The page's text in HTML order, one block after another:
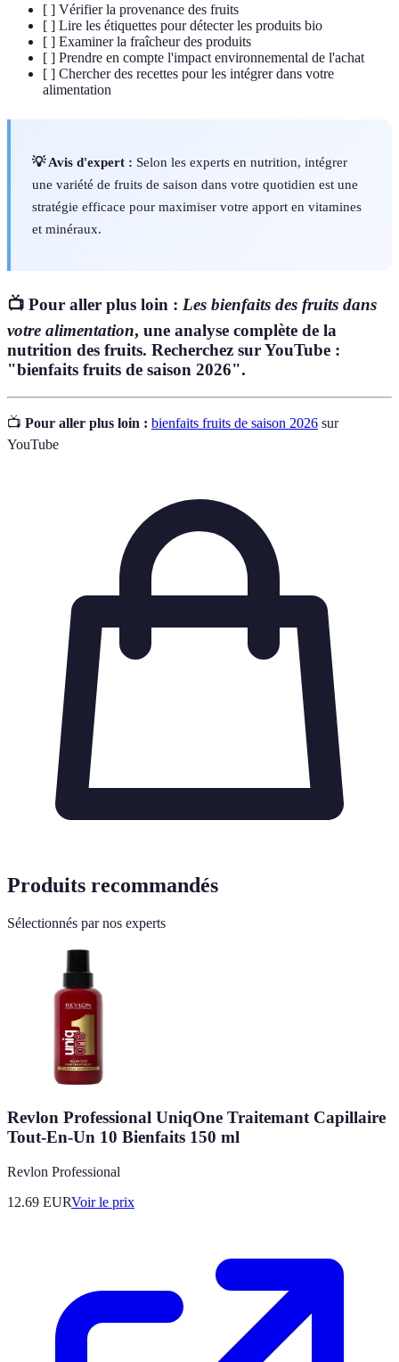
[ ] Vérifier la provenance des fruits
[ ] Lire les étiquettes pour détecter les produits bio
[ ] Examiner la fraîcheur des produits
[ ] Prendre en compte l'impact environnemental de l'achat
[ ] Chercher des recettes pour les intégrer dans votre
alimentation
💡 Avis d'expert : Selon les experts en nutrition, intégrer
une variété de fruits de saison dans votre quotidien est une
stratégie efficace pour maximiser votre apport en vitamines
et minéraux.
📺 Pour aller plus loin : Les bienfaits des fruits dans
votre alimentation, une analyse complète de la
nutrition des fruits. Recherchez sur YouTube :
"bienfaits fruits de saison 2026".
📺 Pour aller plus loin : bienfaits fruits de saison 2026 sur
YouTube
Produits recommandés
Sélectionnés par nos experts
Revlon Professional UniqOne Traitemant Capillaire
Tout-En-Un 10 Bienfaits 150 ml
Revlon Professional
12.69 EURVoir le prix